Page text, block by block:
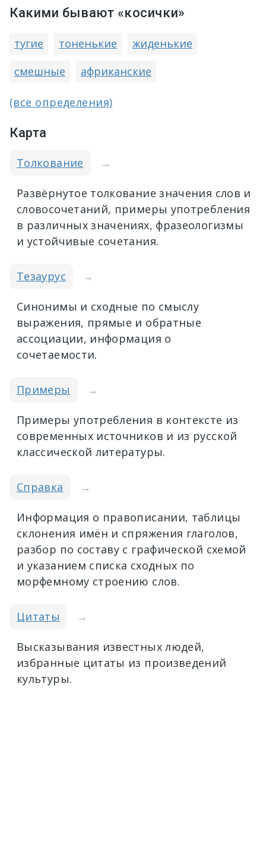
Какими бывают «косички»
тугие тоненькие
жиденькие
смешные
африканские
(все определения)
Карта
Толкование →
Развёрнутое толкование значения слов и
словосочетаний, примеры употребления
в различных значениях, фразеологизмы
и устойчивые сочетания.
Тезаурус →
Синонимы и сходные по смыслу
выражения, прямые и обратные
ассоциации, информация о
сочетаемости.
Примеры →
Примеры употребления в контексте из
современных источников и из русской
классической литературы.
Справка →
Информация о правописании, таблицы
склонения имён и спряжения глаголов,
разбор по составу с графической схемой
и указанием списка сходных по
морфемному строению слов.
Цитаты →
Высказывания известных людей,
избранные цитаты из произведений
культуры.